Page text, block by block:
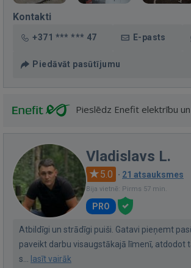
Kontakti
+371 *** *** 47 E-pasts
Piedāvāt pasūtījumu
Pieslēdz Enefit elektrību
Vladislavs L.
5.0 · 21 atsauksmes
Bija vietnē: Pirms 57 min.
PRO
Atbildīgi un strādīgi puiši. Gatavi pieņemt
paveikt darbu visaugstākajā līmenī, atdodot
s... lasīt vairāk